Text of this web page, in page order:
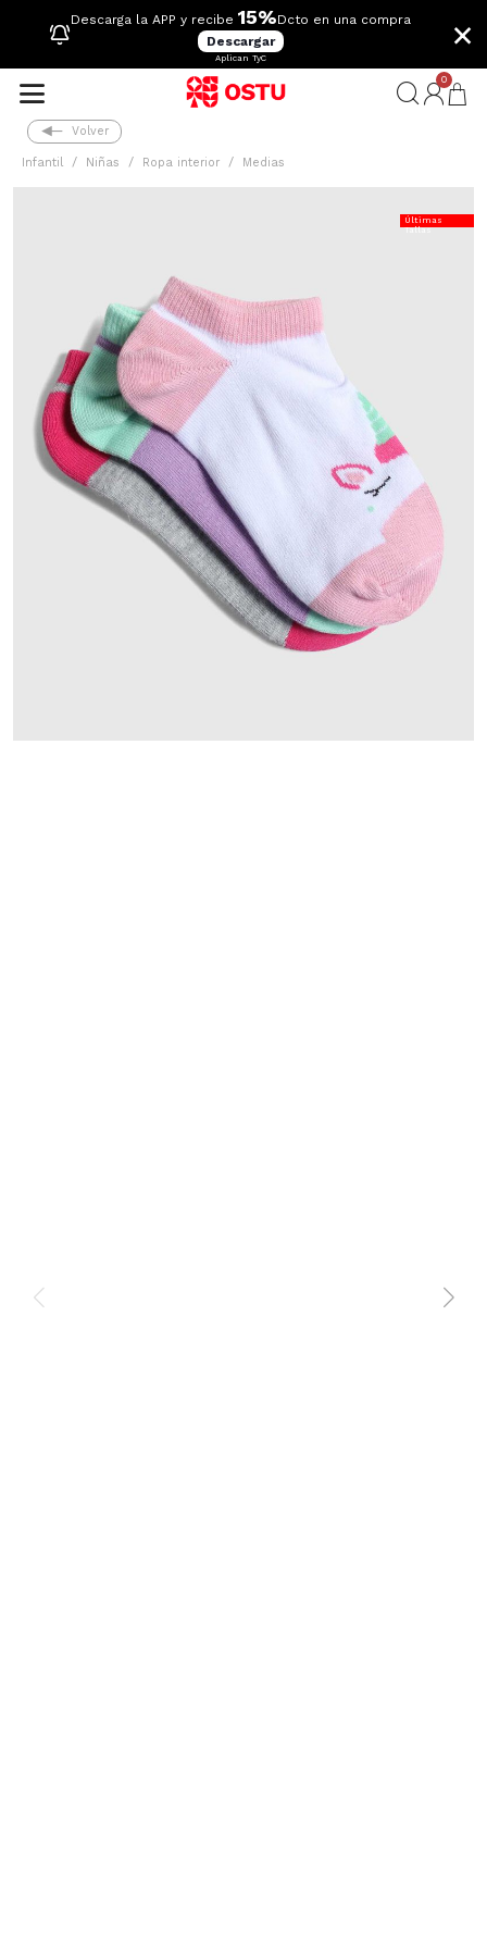
Descarga la APP y recibe 15%Dcto en una compra
Descargar
Aplican TyC
×
0
Volver
Infantil Niñas Ropa interior Medias
Últimas
Tallas